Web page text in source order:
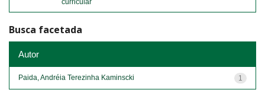
curricular
Busca facetada
Autor
1
Paida, Andréia Terezinha Kaminscki